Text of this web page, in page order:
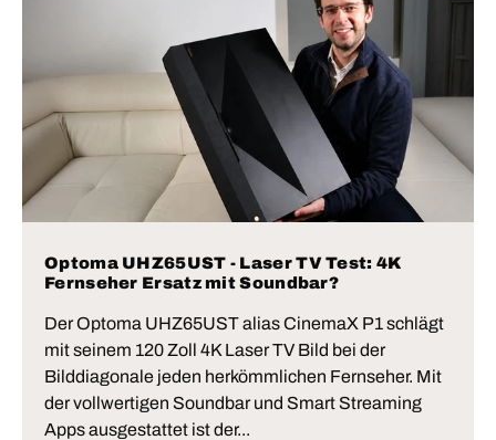
Optoma UHZ65UST - Laser TV Test: 4K
Fernseher Ersatz mit Soundbar?
Der Optoma UHZ65UST alias CinemaX P1 schlägt
mit seinem 120 Zoll 4K Laser TV Bild bei der
Bilddiagonale jeden herkömmlichen Fernseher. Mit
der vollwertigen Soundbar und Smart Streaming
Apps ausgestattet ist der...